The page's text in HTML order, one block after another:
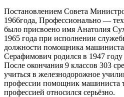
Постановлением Совета
1966года, Профессионально —
было присвоено имя Анатолия
1965 года при исполнении
должности помощника
Серафимович родился в 1947
После окончания 9 классов 303
учиться в железнодорожное
профессии помощник машиниста
профессией относился серьёзно.